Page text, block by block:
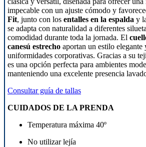
impecable con un ajuste cómodo y
Fit, junto con los entalles en la espalda y
se adapta con naturalidad a diferentes
comodidad durante toda la jornada. El
canesú estrecho aportan un estilo elegante
uniformidades corporativas. Gracias a su
es una opción perfecta para ambientes
manteniendo una excelente presencia
Consultar guía de tallas
CUIDADOS DE LA PRENDA
Temperatura máxima 40º
No utilizar lejía